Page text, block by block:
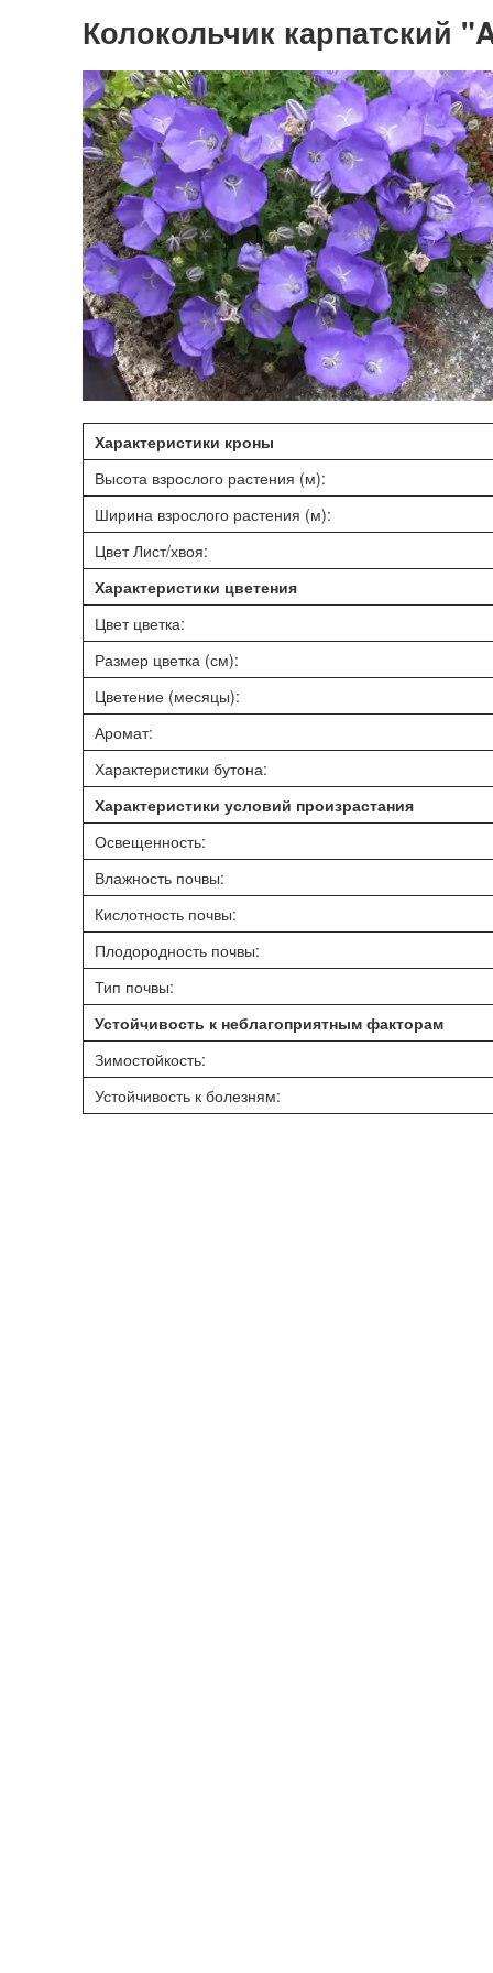
Колокольчик карпатский
Характеристики кроны
Высота взрослого растения (м):
Ширина взрослого растения (м):
Цвет Лист/хвоя:
Характеристики цветения
Цвет цветка:
Размер цветка (см):
Цветение (месяцы):
Аромат:
Характеристики бутона:
Характеристики условий произрастания
Освещенность:
Влажность почвы:
Кислотность почвы:
Плодородность почвы:
Тип почвы:
Устойчивость к неблагоприятным факторам
Зимостойкость:
Устойчивость к болезням: